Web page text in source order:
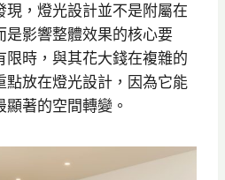
現，燈光設計並不是附屬在
是影響整體效果的核心要
限時，與其花大錢在複雜的
點放在燈光設計，因為它能
著的空間轉變。